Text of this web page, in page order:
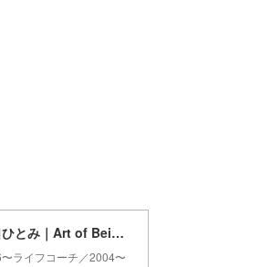
堀口ひとみ｜Art of Being Lab
ライフコーチ／2004〜